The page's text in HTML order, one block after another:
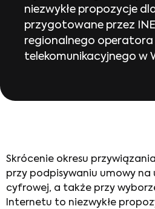
niezwykłe propozycje
przygotowane przez
regionalnego operatora
telekomunikacyjnego w
Skrócenie okresu
przy podpisywaniu umowy na
cyfrowej, a także przy
Internetu to niezwykłe